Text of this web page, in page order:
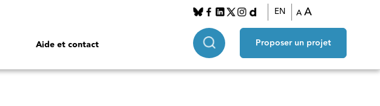
Aide et contact
EN A A
Proposer un projet